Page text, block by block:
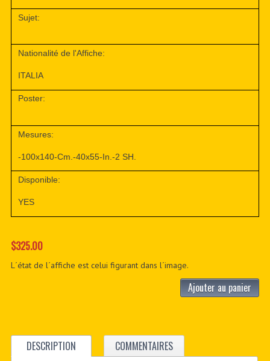
Sujet:
Nationalité de l'Affiche:
ITALIA
Poster:
Mesures:
-100x140-Cm.-40x55-In.-2 SH.
Disponible:
YES
$325.00
L´état de l´affiche est celui figurant dans l´image.
Ajouter au panier
DESCRIPTION COMMENTAIRES